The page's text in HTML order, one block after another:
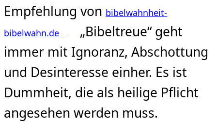
Empfehlung von bibelwahnheit-
bibelwahn.de
„Bibeltreue“ geht
immer mit Ignoranz, Abschottung
und Desinteresse einher. Es ist
Dummheit, die als heilige Pflicht
angesehen werden muss.